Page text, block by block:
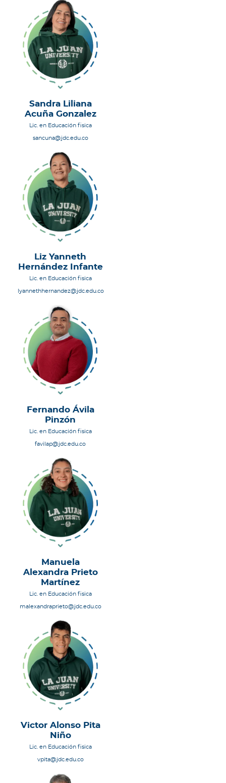
Sandra Liliana
Acuña Gonzalez
Lic. en Educación fisica
sancuna@jdc.edu.co
Liz Yanneth
Hernández Infante
Lic. en Educación fisica
lyannethhernandez@jdc.edu.co
Fernando Ávila
Pinzón
Lic. en Educación fisica
favilap@jdc.edu.co
Manuela
Alexandra Prieto
Martínez
Lic. en Educación fisica
malexandraprieto@jdc.edu.co
Victor Alonso Pita
Niño
Lic. en Educación fisica
vpita@jdc.edu.co